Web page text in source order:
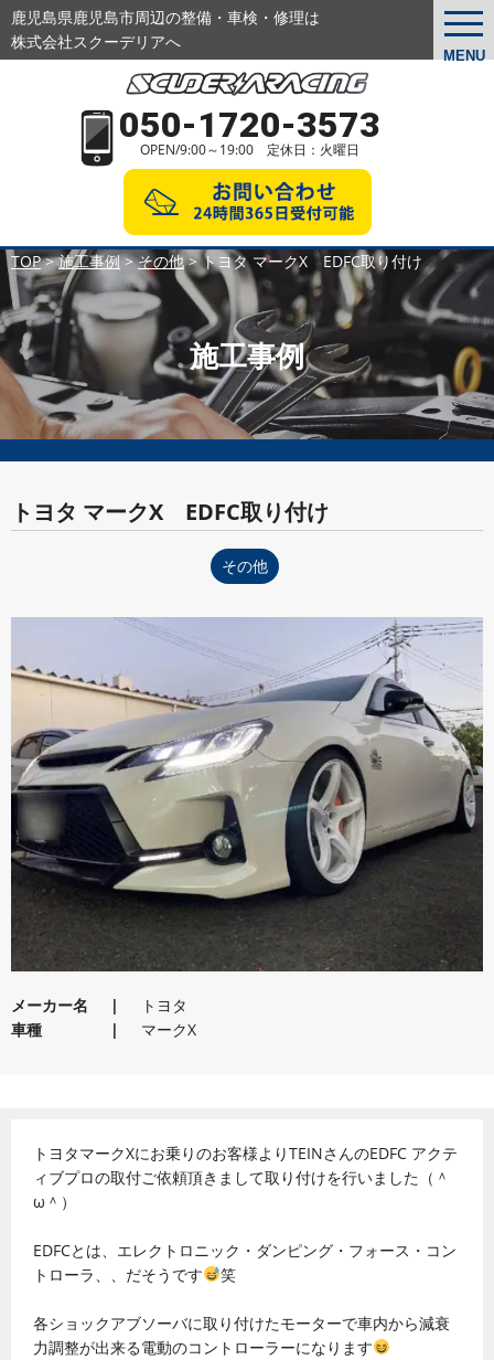
MENU
鹿児島県鹿児島市周辺の整備・車検・修理は
株式会社スクーデリアへ
050-1720-3573
OPEN/9:00～19:00 定休日：火曜日
TOP>施工事例>その他>トヨタ マークX EDFC取り付け
施工事例
トヨタ マークX EDFC取り付け
その他
メーカー名
トヨタ
車種
マークX
トヨタマークXにお乗りのお客様よりTEINさんのEDFC アクテ
ィブプロの取付ご依頼頂きまして取り付けを行いました（＾
ω＾）
EDFCとは、エレクトロニック・ダンピング・フォース・コン
トローラ、、だそうです
笑
各ショックアブソーバに取り付けたモーターで車内から減衰
力調整が出来る電動のコントローラーになります